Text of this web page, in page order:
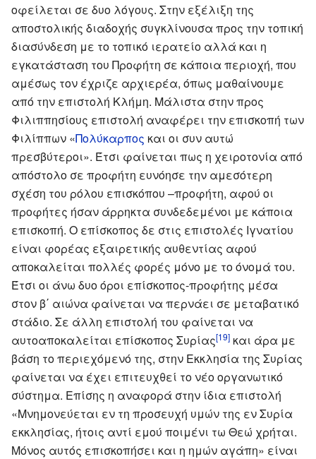
οφείλεται σε δυο λόγους. Στην εξέλιξη της
αποστολικής διαδοχής συγκλίνουσα προς την τοπική
διασύνδεση με το τοπικό ιερατείο αλλά και η
εγκατάσταση του Προφήτη σε κάποια περιοχή, που
αμέσως τον έχριζε αρχιερέα, όπως μαθαίνουμε
από την επιστολή Κλήμη. Μάλιστα στην προς
Φιλιππησίους επιστολή αναφέρει την επισκοπή των
Φιλίππων «Πολύκαρπος και οι συν αυτώ
πρεσβύτεροι». Έτσι φαίνεται πως η χειροτονία από
απόστολο σε προφήτη ευνόησε την αμεσότερη
σχέση του ρόλου επισκόπου –προφήτη, αφού οι
προφήτες ήσαν άρρηκτα συνδεδεμένοι με κάποια
επισκοπή. Ο επίσκοπος δε στις επιστολές Ιγνατίου
είναι φορέας εξαιρετικής αυθεντίας αφού
αποκαλείται πολλές φορές μόνο με το όνομά του.
Έτσι οι άνω δυο όροι επίσκοπος-προφήτης μέσα
στον β΄ αιώνα φαίνεται να περνάει σε μεταβατικό
στάδιο. Σε άλλη επιστολή του φαίνεται να
αυτοαποκαλείται επίσκοπος Συρίας[19] και άρα με
βάση το περιεχόμενό της, στην Εκκλησία της Συρίας
φαίνεται να έχει επιτευχθεί το νέο οργανωτικό
σύστημα. Επίσης η αναφορά στην ίδια επιστολή
«Μνημονεύεται εν τη προσευχή υμών της εν Συρία
εκκλησίας, ήτοις αντί εμού ποιμένι τω Θεώ χρήται.
Μόνος αυτός επισκοπήσει και η ημών αγάπη» είναι